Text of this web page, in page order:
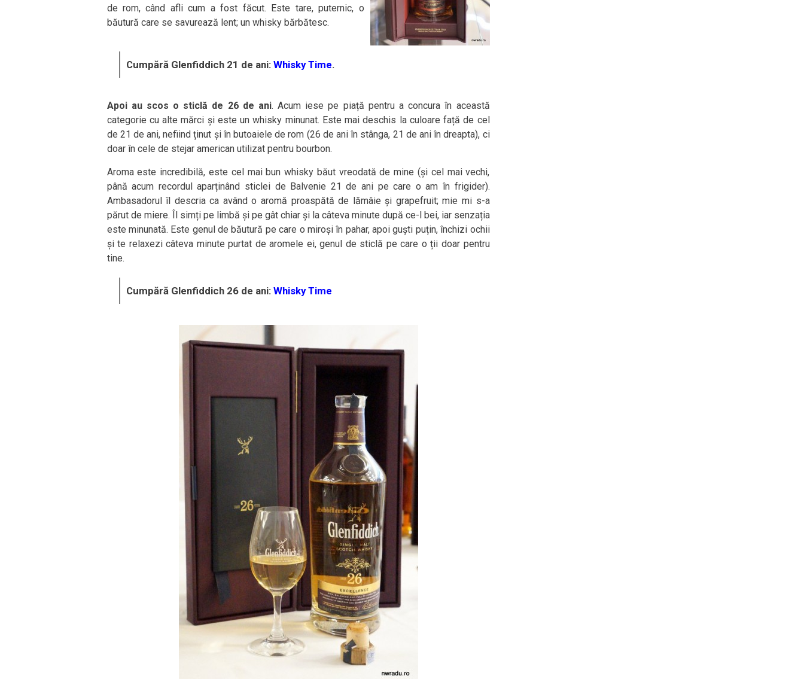
de rom, când afli cum a fost făcut. Este tare, puternic, o
băutură care se savurează lent; un whisky bărbătesc.
Cumpără Glenfiddich 21 de ani: Whisky Time.
Apoi au scos o sticlă de 26 de ani. Acum iese pe piață pentru a concura în această
categorie cu alte mărci și este un whisky minunat. Este mai deschis la culoare față de cel
de 21 de ani, nefiind ținut și în butoaiele de rom (26 de ani în stânga, 21 de ani în dreapta), ci
doar în cele de stejar american utilizat pentru bourbon.
Aroma este incredibilă, este cel mai bun whisky băut vreodată de mine (și cel mai vechi,
până acum recordul aparținând sticlei de Balvenie 21 de ani pe care o am în frigider).
Ambasadorul îl descria ca având o aromă proaspătă de lămâie și grapefruit; mie mi s-a
părut de miere. Îl simți pe limbă și pe gât chiar și la câteva minute după ce-l bei, iar senzația
este minunată. Este genul de băutură pe care o miroși în pahar, apoi guști puțin, închizi ochii
și te relaxezi câteva minute purtat de aromele ei, genul de sticlă pe care o ții doar pentru
tine.
Cumpără Glenfiddich 26 de ani: Whisky Time